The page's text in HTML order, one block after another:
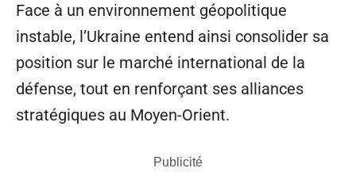
Face à un environnement géopolitique
instable, l’Ukraine entend ainsi consolider sa
position sur le marché international de la
défense, tout en renforçant ses alliances
stratégiques au Moyen-Orient.
Publicité